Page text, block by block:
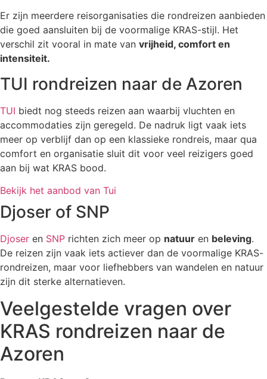
Er zijn meerdere reisorganisaties die rondreizen aanbieden
die goed aansluiten bij de voormalige KRAS-stijl. Het
verschil zit vooral in mate van vrijheid, comfort en
intensiteit.
TUI rondreizen naar de Azoren
TUI biedt nog steeds reizen aan waarbij vluchten en
accommodaties zijn geregeld. De nadruk ligt vaak iets
meer op verblijf dan op een klassieke rondreis, maar qua
comfort en organisatie sluit dit voor veel reizigers goed
aan bij wat KRAS bood.
Bekijk het aanbod van Tui
Djoser of SNP
Djoser en SNP richten zich meer op natuur en beleving.
De reizen zijn vaak iets actiever dan de voormalige KRAS-
rondreizen, maar voor liefhebbers van wandelen en natuur
zijn dit sterke alternatieven.
Veelgestelde vragen over
KRAS rondreizen naar de
Azoren